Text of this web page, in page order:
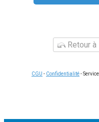
Retour
CGU - Confidentialité-